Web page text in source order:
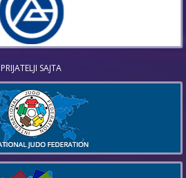
PRIJATELJI SAJTA